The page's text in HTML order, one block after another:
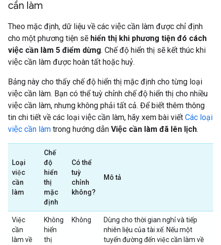
cần làm
Theo mặc định, dữ liệu về các việc cần làm được chỉ định
cho một phương tiện sẽ hiển thị khi phương tiện đó cách
việc cần làm 5 điểm dừng. Chế độ hiển thị sẽ kết thúc khi
việc cần làm được hoàn tất hoặc huỷ.
Bảng này cho thấy chế độ hiển thị mặc định cho từng loại
việc cần làm. Bạn có thể tuỳ chỉnh chế độ hiển thị cho nhiều
việc cần làm, nhưng không phải tất cả. Để biết thêm thông
tin chi tiết về các loại việc cần làm, hãy xem bài viết Các loại
việc cần làm trong hướng dẫn Việc cần làm đã lên lịch.
Loại
việc
cần
làm
Chế
độ
hiển
thị
mặc
định
Có thể
tuỳ
chỉnh
không?
Mô tả
Việc
cần
làm về
Không
hiển
thị
Không
Dùng cho thời gian nghỉ và tiếp
nhiên liệu của tài xế. Nếu một
tuyến đường đến việc cần làm về